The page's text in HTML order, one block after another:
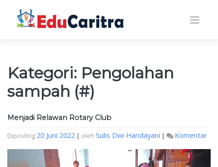
content
Kategori: Pengolahan
sampah (#)
Menjadi Relawan Rotary Club
Diposting 20 Juni 2022 | oleh Sulis Dwi Handayani | Komentar